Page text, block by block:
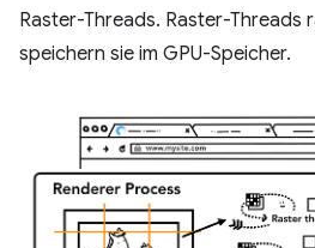
Raster-Threads. Raster-Threads
speichern sie im GPU-Speicher.